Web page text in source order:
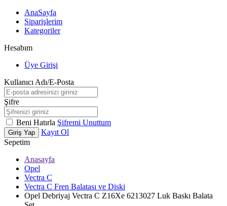
AnaSayfa
Siparişlerim
Kategoriler
Hesabım
Üye Girişi
Kullanıcı Adı/E-Posta
Şifre
Beni Hatırla Şifremi Unuttum
Giriş Yap
Kayıt Ol
Sepetim
Anasayfa
Opel
Vectra C
Vectra C Fren Balatası ve Diski
Opel Debriyaj Vectra C Z16Xe 6213027 Luk Baskı Balata